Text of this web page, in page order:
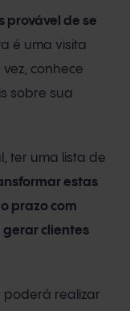
provável de se
é uma visita
conhece
sobre sua
ter uma lista de
estas
prazo com
gerar clientes
poderá realizar